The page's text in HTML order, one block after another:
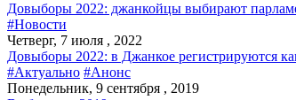
Довыборы 2022: джанкойцы выбирают
#Новости
Четверг, 7 июля , 2022
Довыборы 2022: в Джанкое регистрируются
#Актуально #Анонс
Понедельник, 9 сентября , 2019